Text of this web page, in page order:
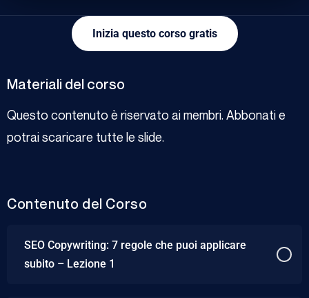
Inizia questo corso gratis
Materiali del corso
Questo contenuto è riservato ai membri. Abbonati e
potrai scaricare tutte le slide.
Contenuto del Corso
SEO Copywriting: 7 regole che puoi applicare
subito – Lezione 1